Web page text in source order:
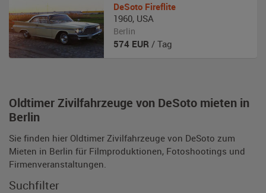
Oldtimer Zivilfahrzeuge von DeSoto mieten in
Berlin
Sie finden hier Oldtimer Zivilfahrzeuge von DeSoto zum
Mieten in Berlin für Filmproduktionen, Fotoshootings und
Firmenveranstaltungen.
DeSoto Fireflite
1960, USA
Berlin
574 EUR / Tag
Suchfilter